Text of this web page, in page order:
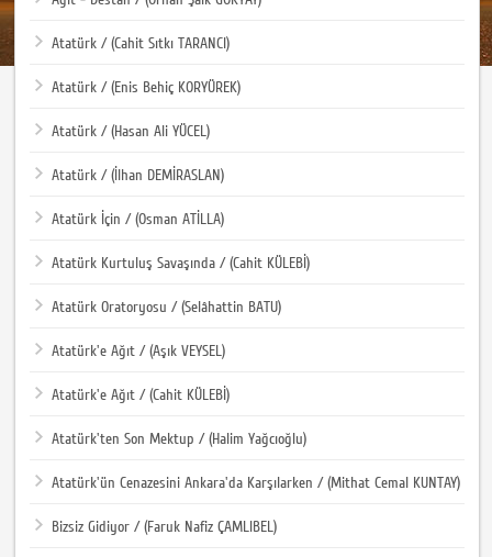
Atatürk / (Cahit Sıtkı TARANCI)
Atatürk / (Enis Behiç KORYÜREK)
Atatürk / (Hasan Ali YÜCEL)
Atatürk / (İlhan DEMİRASLAN)
Atatürk İçin / (Osman ATİLLA)
Atatürk Kurtuluş Savaşında / (Cahit KÜLEBİ)
Atatürk Oratoryosu / (Selâhattin BATU)
Atatürk'e Ağıt / (Aşık VEYSEL)
Atatürk'e Ağıt / (Cahit KÜLEBİ)
Atatürk'ten Son Mektup / (Halim Yağcıoğlu)
Atatürk'ün Cenazesini Ankara'da Karşılarken / (Mithat Cemal KUNTAY)
Bizsiz Gidiyor / (Faruk Nafiz ÇAMLIBEL)